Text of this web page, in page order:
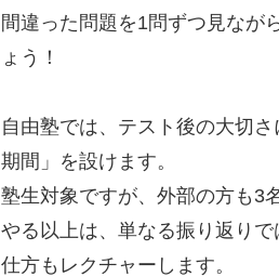
間違った問題を1問ずつ見なが
ょう！
自由塾では、テスト後の大切
期間」を設けます。
塾生対象ですが、外部の方も3
やる以上は、単なる振り返り
仕方もレクチャーします。